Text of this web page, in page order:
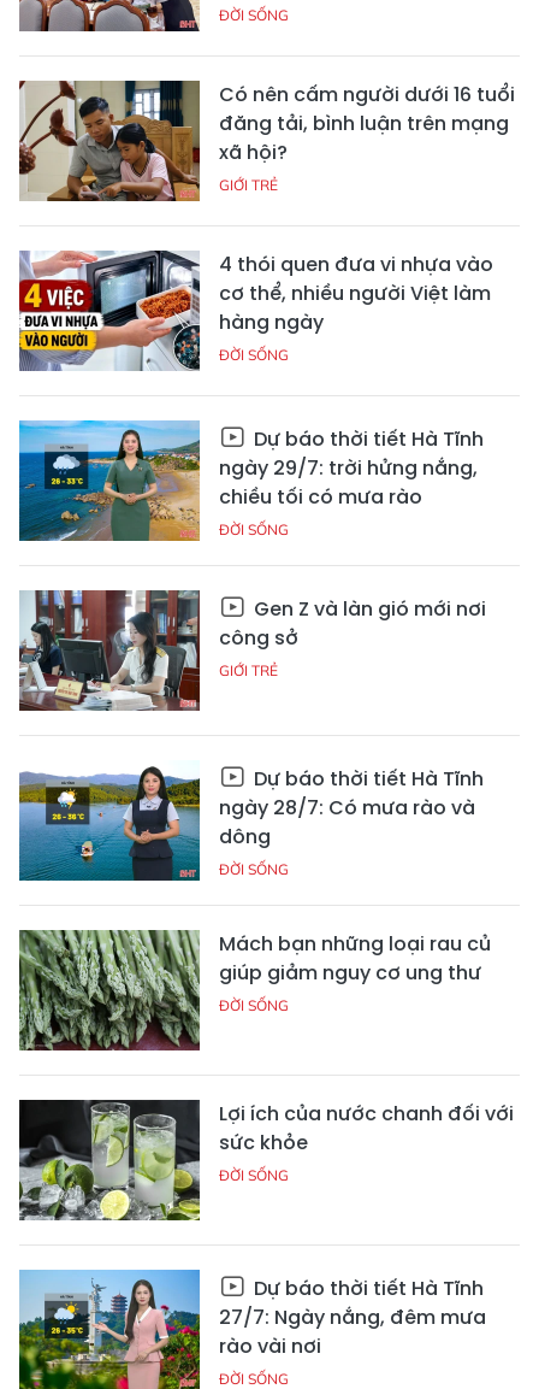
ĐỜI SỐNG
Có nên cấm người dưới 16 tuổi
đăng tải, bình luận trên mạng
xã hội?
GIỚI TRẺ
4 thói quen đưa vi nhựa vào
cơ thể, nhiều người Việt làm
hàng ngày
ĐỜI SỐNG
Dự báo thời tiết Hà Tĩnh
ngày 29/7: trời hửng nắng,
chiều tối có mưa rào
ĐỜI SỐNG
Gen Z và làn gió mới nơi
công sở
GIỚI TRẺ
Dự báo thời tiết Hà Tĩnh
ngày 28/7: Có mưa rào và
dông
ĐỜI SỐNG
Mách bạn những loại rau củ
giúp giảm nguy cơ ung thư
ĐỜI SỐNG
Lợi ích của nước chanh đối với
sức khỏe
ĐỜI SỐNG
Dự báo thời tiết Hà Tĩnh
27/7: Ngày nắng, đêm mưa
rào vài nơi
ĐỜI SỐNG